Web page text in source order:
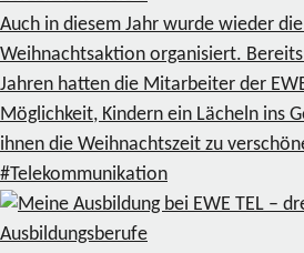
Auch in diesem Jahr wurde wieder die
Weihnachtsaktion organisiert.
Jahren hatten die Mitarbeiter der
Möglichkeit, Kindern ein Lächeln ins
ihnen die Weihnachtszeit zu
#Telekommunikation
Ausbildungsberufe